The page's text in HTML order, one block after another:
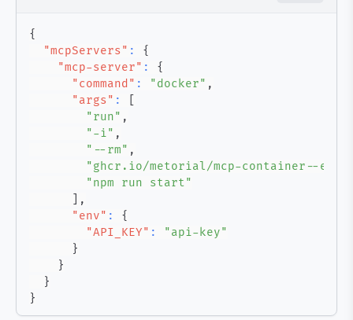
{
"mcpServers" :
{
"mcp-server" :
{
"command" : "docker" ,
"args" :
"run" ,
"-i" ,
"--rm" ,
"ghcr.io/metorial/mcp-container--
"npm run start"
,
"env" :
{
"API_KEY" :
"api-key"
}
}
}
}